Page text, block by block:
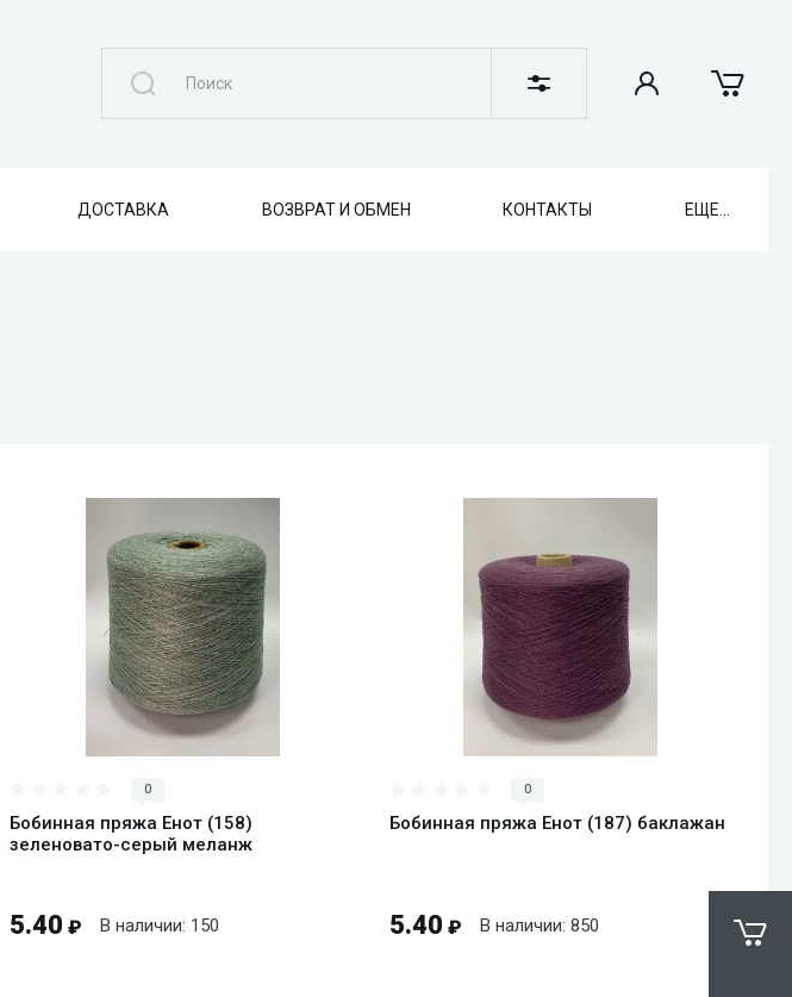
ДОСТАВКА ВОЗВРАТ И ОБМЕН КОНТАКТЫ ЕЩЕ...
0
Бобинная пряжа Енот (158)
зеленовато-серый меланж
5.40 ₽ В наличии: 150
В корзину
0
Бобинная пряжа Енот (187) баклажан
5.40 ₽ В наличии: 850
В корзину